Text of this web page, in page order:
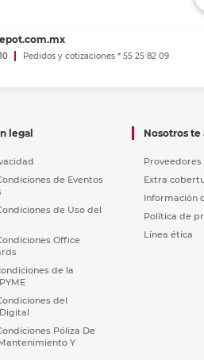
Pedidos y cotizaciones * 55 25 82 09
legal
de Eventos
de Uso del
Office
de la
del
Póliza De
Y
Nosotros te
Proveedores
Extra
Información
Política de
Línea ética